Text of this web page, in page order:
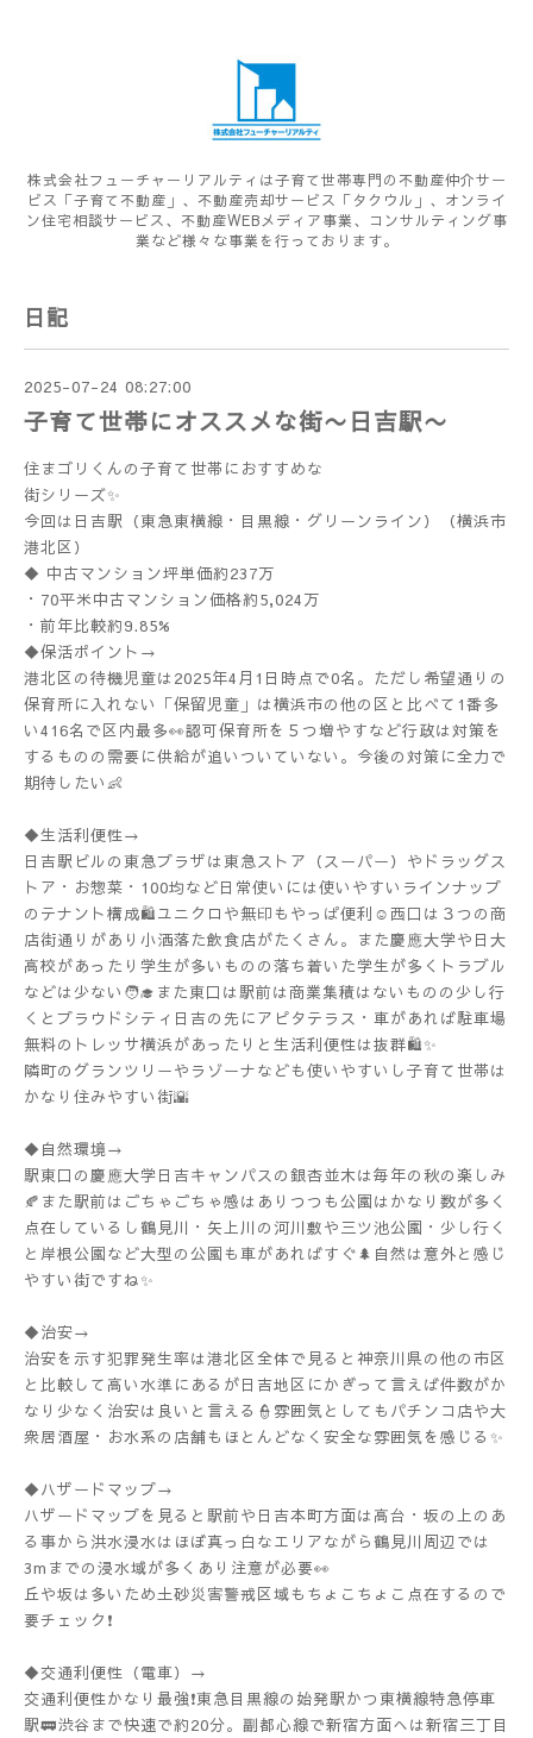
株式会社フューチャーリアルティは子育て世帯専門の不動産仲介サー
ビス「子育て不動産」、不動産売却サービス「タクウル」、オンライ
ン住宅相談サービス、不動産WEBメディア事業、コンサルティング事
業など様々な事業を行っております。
日記
2025-07-24 08:27:00
子育て世帯にオススメな街〜日吉駅〜
住まゴリくんの子育て世帯におすすめな
街シリーズ✨
今回は日吉駅（東急東横線・目黒線・グリーンライン）（横浜市
港北区）
◆ 中古マンション坪単価約237万
・70平米中古マンション価格約5,024万
・前年比較約9.85%
◆保活ポイント→
港北区の待機児童は2025年4月1日時点で0名。ただし希望通りの
保育所に入れない「保留児童」は横浜市の他の区と比べて1番多
い416名で区内最多👀認可保育所を５つ増やすなど行政は対策を
するものの需要に供給が追いついていない。今後の対策に全力で
期待したい👶
◆生活利便性→
日吉駅ビルの東急プラザは東急ストア（スーパー）やドラッグス
トア・お惣菜・100均など日常使いには使いやすいラインナップ
のテナント構成🛍️ユニクロや無印もやっぱ便利☺️西口は３つの商
店街通りがあり小洒落た飲食店がたくさん。また慶應大学や日大
高校があったり学生が多いものの落ち着いた学生が多くトラブル
などは少ない🧑‍🎓また東口は駅前は商業集積はないものの少し行
くとプラウドシティ日吉の先にアピタテラス・車があれば駐車場
無料のトレッサ横浜があったりと生活利便性は抜群🛍️✨
隣町のグランツリーやラゾーナなども使いやすいし子育て世帯は
かなり住みやすい街🌇
◆自然環境→
駅東口の慶應大学日吉キャンパスの銀杏並木は毎年の秋の楽しみ
🍂また駅前はごちゃごちゃ感はありつつも公園はかなり数が多く
点在しているし鶴見川・矢上川の河川敷や三ツ池公園・少し行く
と岸根公園など大型の公園も車があればすぐ🌲自然は意外と感じ
やすい街ですね✨
◆治安→
治安を示す犯罪発生率は港北区全体で見ると神奈川県の他の市区
と比較して高い水準にあるが日吉地区にかぎって言えば件数がか
なり少なく治安は良いと言える👮雰囲気としてもパチンコ店や大
衆居酒屋・お水系の店舗もほとんどなく安全な雰囲気を感じる✨
◆ハザードマップ→
ハザードマップを見ると駅前や日吉本町方面は高台・坂の上のあ
る事から洪水浸水はほぼ真っ白なエリアながら鶴見川周辺では
3mまでの浸水域が多くあり注意が必要👀
丘や坂は多いため土砂災害警戒区域もちょこちょこ点在するので
要チェック❗️
◆交通利便性（電車）→
交通利便性かなり最強❗️東急目黒線の始発駅かつ東横線特急停車
駅🚃渋谷まで快速で約20分。副都心線で新宿方面へは新宿三丁目